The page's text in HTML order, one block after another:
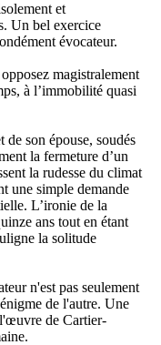
et
Un bel exercice
évocateur.
magistralement
à l’immobilité quasi
son épouse, soudés
la fermeture d’un
la rudesse du climat
une simple demande
L’ironie de la
ans tout en étant
la solitude
n'est pas seulement
de l'autre. Une
de Cartier-